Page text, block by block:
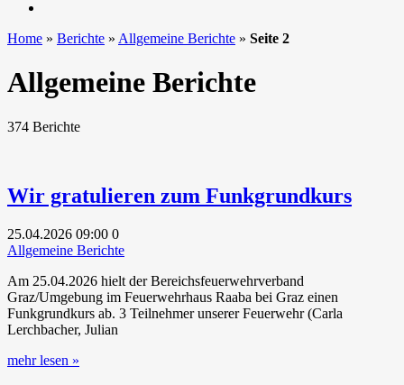
Home » Berichte » Allgemeine Berichte » Seite 2
Allgemeine Berichte
374 Berichte
Wir gratulieren zum Funkgrundkurs
25.04.2026 09:00 0
Allgemeine Berichte
Am 25.04.2026 hielt der Bereichsfeuerwehrverband
Graz/Umgebung im Feuerwehrhaus Raaba bei Graz einen
Funkgrundkurs ab. 3 Teilnehmer unserer Feuerwehr (Carla
Lerchbacher, Julian
mehr lesen »